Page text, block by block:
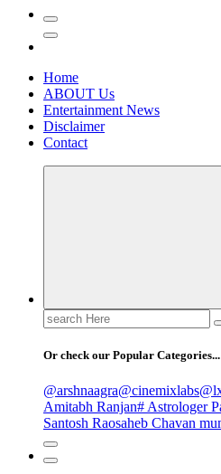
Home
ABOUT Us
Entertainment News
Disclaimer
Contact
Search
for:
Or check our Popular Categories...
@arshnaagra@cinemixlabs
Amitabh Ranjan# Astrologer
Santosh Raosaheb Chavan